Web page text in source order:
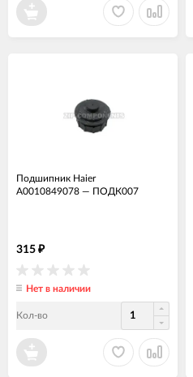
Подшипник Haier
A0010849078 — ПОДК007
315 ₽
Нет в наличии
Кол-во